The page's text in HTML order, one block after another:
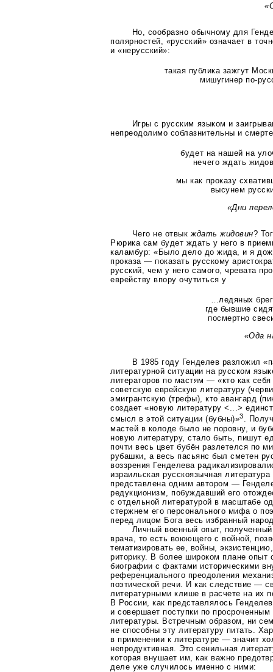
Но, сообразно обычному для
полярностей, «русский» означает в
и «нерусский»:
такая публика зажгут
мишугинерпо-
Игры с русским языком и
непреодолимо соблазнительны и
будет на нашей на
нечего ждать
мы как проказу
высунем
«Дни
Чего не отвыкждать жидовин?
Рюрика сам будет ждать у него в
каламбур: «Было дело до жида, и я
проказа — показать русскому
русский, чем у него самого, чревата
еврейству впору очутиться у
…ледяных
где бывшие
посмертно
«Ода
В 1985 году Генделев разложил
литературной ситуации на русском
литераторов по мастям — «кто как
советскую еврейскую литературу
эмигрантскую (трефы), кто авангард
создает «новую литературу <...>
смысл в этой ситуации (бубны)»3.
мастей в колоде было не поровну, и
новую литературу, стало быть, пишут
почти весь цвет бубён разлетелся по
рубашки, а весь пасьянс был сметен
воззрения Генделева
израильская русскоязычная
представлена одним автором —
редукционизм, побуждавший его
с отдельной литературой в масштабе
стержнем его персонального мифа о
перед лицом Бога весь избранный
Личный военный опыт,
врача, то есть воюющего с войной,
тематизировать ее, войны,
риторику. В более широком плане опыт
биографии с фактами историческими
референциального преодоления
поэтической речи. И как следствие —
литературными клише в расчете на их
В России, как представлялось
и совершает поступки по просроченным
литературы. Встречным образом, ни
не способны эту литературу питать.
в применении к литературе — значит
непродуктивная. Это сенильная
которая внушает им, как важно
деле уже случилось именно с ними: